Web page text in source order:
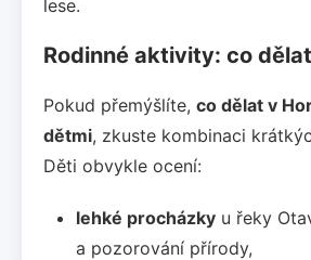
lese.
Rodinné aktivity: co
Pokud přemýšlíte, co dělat v
dětmi, zkuste kombinaci
Děti obvykle ocení:
lehké procházky u řeky
a pozorování přírody,